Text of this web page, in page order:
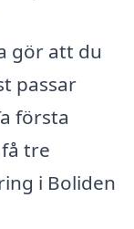
gör att du
passar
första
tre
i Boliden